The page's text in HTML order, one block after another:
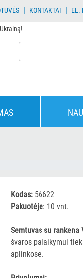
| KONTAKTAI | EL.
Kodas: 56622
Pakuotėje: 10 vnt.
Semtuvas su rankena
švaros palaikymui
aplinkose.